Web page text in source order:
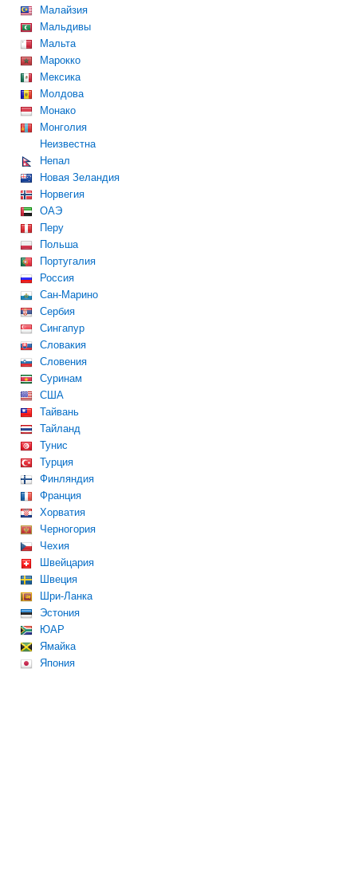
Малайзия
Мальдивы
Мальта
Марокко
Мексика
Молдова
Монако
Монголия
Неизвестна
Непал
Новая Зеландия
Норвегия
ОАЭ
Перу
Польша
Португалия
Россия
Сан-Марино
Сербия
Сингапур
Словакия
Словения
Суринам
США
Тайвань
Тайланд
Тунис
Турция
Финляндия
Франция
Хорватия
Черногория
Чехия
Швейцария
Швеция
Шри-Ланка
Эстония
ЮАР
Ямайка
Япония